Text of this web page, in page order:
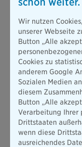
Die Komposit-
schaffte bei den
Plus von 15 Prozent
kam die
Prozent. Die Kfz-
Prozent.
„Die Zahlen zeigen:
Weg“, sagt
Lösungsansätze für
Dashcam-Kfz-
Markt.“
Wir nutzen
unserer Webseite
Button „Alle
Cookies zu
anderem Google
Sozialen Medien
diesem
Button „Alle
Verarbeitung Ihrer
Drittstaaten
wenn diese
ausreichendes